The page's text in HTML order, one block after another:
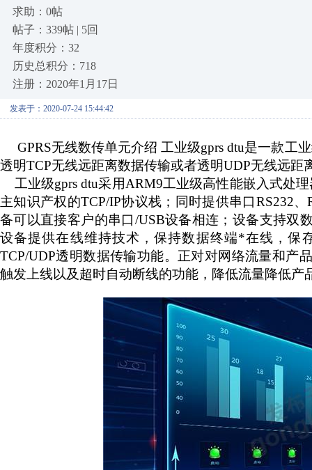
求助：0帖
帖子：339帖 | 5回
年度积分：32
历史总积分：718
注册：2020年1月17日
发表于：2020-07-24 15:44:42
GPRS无线数传单元介绍 工业级gprs dtu是一款工
透明TCP无线远距离数据传输或者透明UDP无线远距
工业级gprs dtu采用ARM9工业级高性能嵌入式处
主知识产权的TCP/IP协议栈；同时提供串口RS232
备可以直接客户的串口/USB设备相连；设备支持双
设备提供在线维持技术，保持数据终端*在线，保
TCP/UDP透明数据传输功能。正对对网络流量和产
触发上线以及超时自动断线的功能，降低流量降低产